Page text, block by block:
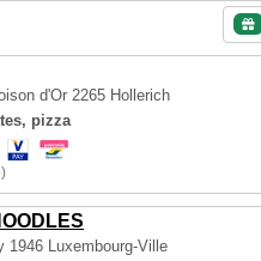
d'Or 2265 Hollerich
pizza
1946 Luxembourg-Ville